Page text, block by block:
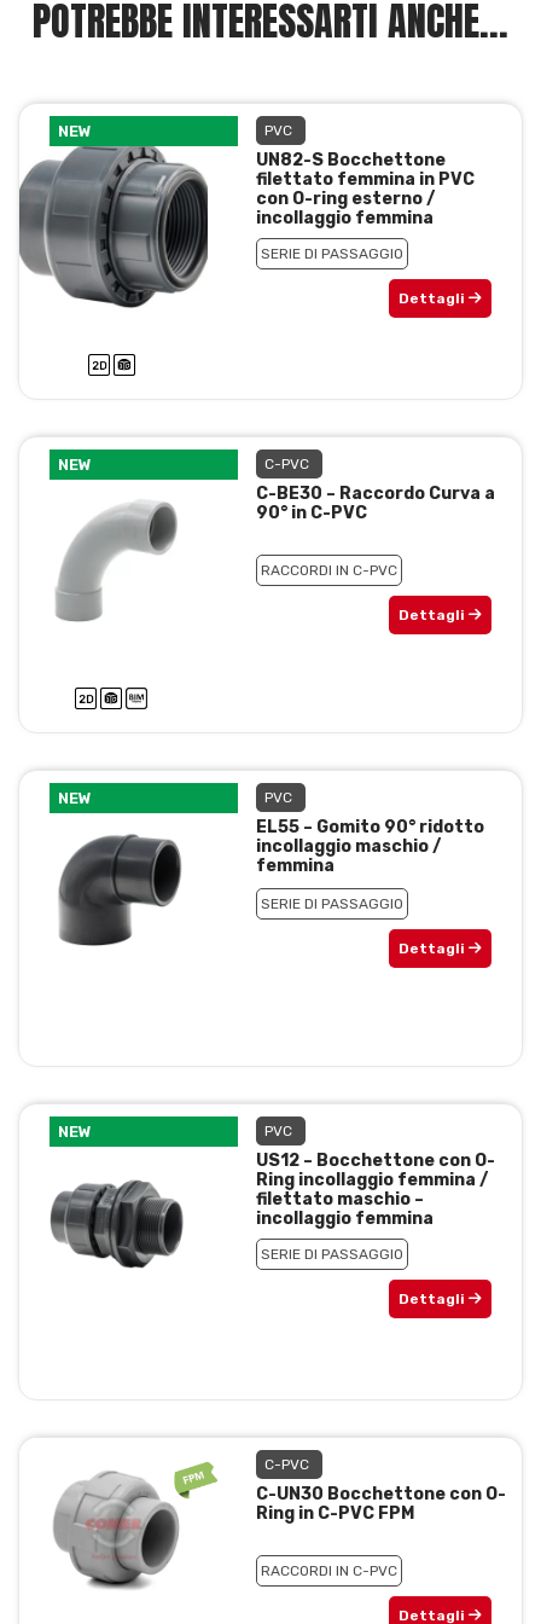
POTREBBE INTERESSARTI ANCHE...
NEW PVC
UN82-S Bocchettone
filettato femmina in PVC
con O-ring esterno /
incollaggio femmina
SERIE DI PASSAGGIO
Dettagli
NEW C-PVC
C-BE30 – Raccordo Curva a
90° in C-PVC
RACCORDI IN C-PVC
Dettagli
NEW PVC
EL55 – Gomito 90° ridotto
incollaggio maschio /
femmina
SERIE DI PASSAGGIO
Dettagli
NEW PVC
US12 – Bocchettone con O-
Ring incollaggio femmina /
filettato maschio –
incollaggio femmina
SERIE DI PASSAGGIO
Dettagli
C-PVC
C-UN30 Bocchettone con O-
Ring in C-PVC FPM
RACCORDI IN C-PVC
Dettagli